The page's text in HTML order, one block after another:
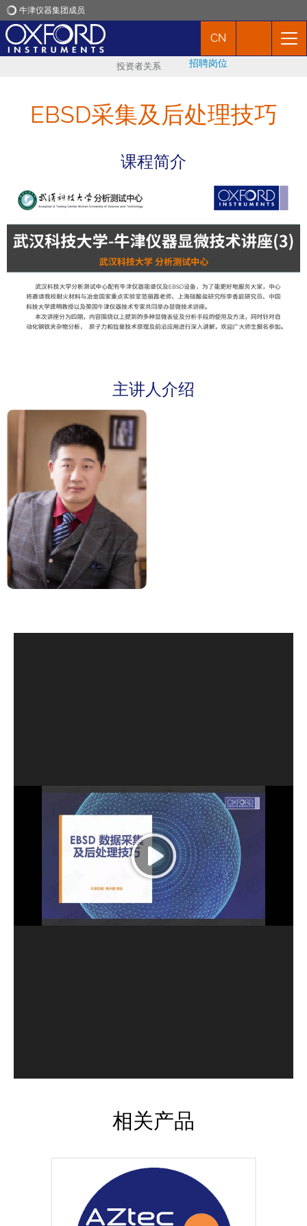
牛津仪器集团成员
产品
新闻
联络我们
CN
投资者关系 招聘岗位
EBSD采集及后处理技巧
课程简介
主讲人介绍
相关产品
AZtecLive是一种变革性的EDS分析方法，